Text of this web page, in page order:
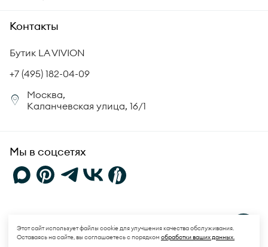
Этот сайт использует файлы cookie для улучшения качества обслуживания.
Оставаясь на сайте, вы соглашаетесь с порядком обработки ваших данных.
Комплект документов
Политика возврата
Сертификация бриллиантов
Юридическая информация
СМИ о нас
Корпоративный портал
Академия LA VIVION
Статьи
Контакты
Бутик LA VIVION
+7 (495) 182-04-09
Москва,
Каланчевская улица, 16/1
Мы в соцсетях
иПользовательское соглашение